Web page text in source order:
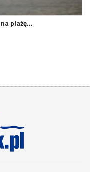
plażę…